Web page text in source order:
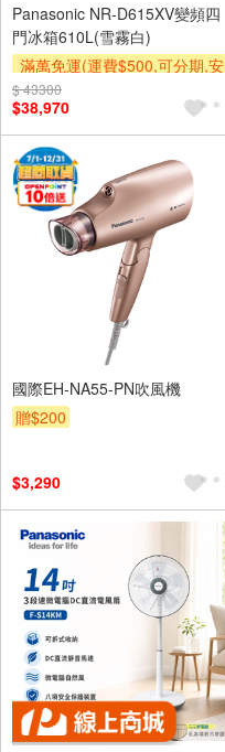
Panasonic NR-D615XV變頻四
門冰箱610L(雪霧白)
滿萬免運(運費$500,可分期,安
裝跨區費另計,單品未滿1萬元
及使用6期以上分期0利率,需付
基本安裝運費)
下單贈
$ 43300
$38,970
國際EH-NA55-PN吹風機
贈$200
$3,290